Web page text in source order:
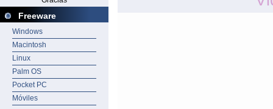
Freeware
Windows
Macintosh
Linux
Palm OS
Pocket PC
Móviles